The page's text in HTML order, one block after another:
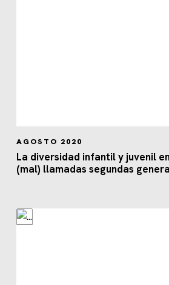
AGOSTO 2020
La diversidad infantil y juvenil
(mal) llamadas segundas